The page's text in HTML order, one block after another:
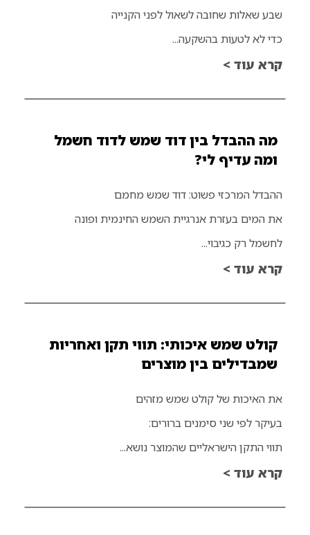
שבע שאלות שחובה לשאול לפני הקנייה
כדי לא לטעות בהשקעה...
קרא עוד >
מה ההבדל בין דוד שמש לדוד חשמל
ומה עדיף לי?
ההבדל המרכזי פשוט: דוד שמש מחמם
את המים בעזרת אנרגיית השמש החינמית ופונה
לחשמל רק כגיבוי...
קרא עוד >
קולט שמש איכותי: תווי תקן ואחריות
שמבדילים בין מוצרים
את האיכות של קולט שמש מזהים
בעיקר לפי שני סימנים ברורים:
תווי התקן הישראליים שהמוצר נושא...
קרא עוד >